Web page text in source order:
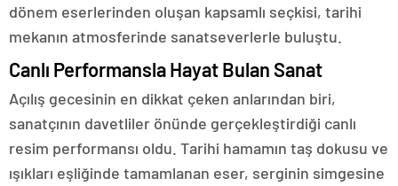
dönem eserlerinden oluşan kapsamlı seçkisi, tarihi
mekanın atmosferinde sanatseverlerle buluştu.
Canlı Performansla Hayat Bulan Sanat
Açılış gecesinin en dikkat çeken anlarından biri,
sanatçının davetliler önünde gerçekleştirdiği canlı
resim performansı oldu. Tarihi hamamın taş dokusu ve
ışıkları eşliğinde tamamlanan eser, serginin simgesine